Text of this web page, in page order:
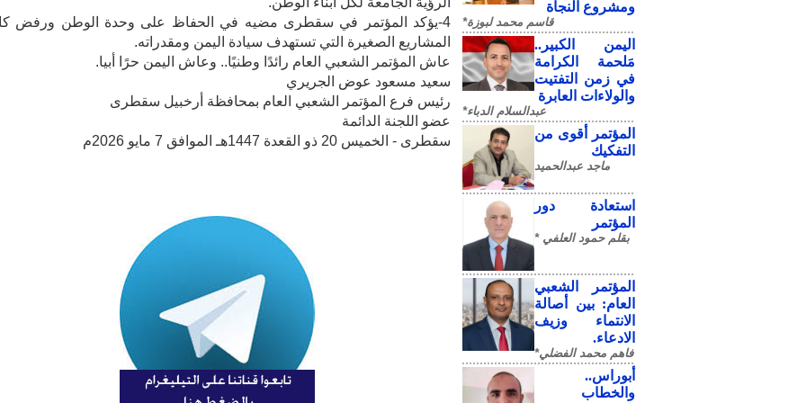
ومشروع النجاة
قاسم محمد لبوزة*
​اليمن الكبير..
مَلحمة الكرامة
في زمن التفتيت
والولاءات العابرة
عبدالسلام الدباء*
المؤتمر أقوى من
التفكيك
ماجد عبدالحميد
استعادة دور
المؤتمر
بقلم حمود العلفي *
المؤتمر الشعبي
العام: بين أصالة
الانتماء وزيف
الادعاء.
فاهم محمد الفضلي*
أبوراس..
والخطاب
4-يؤكد المؤتمر في سقطرى مضيه في الحفاظ على وحدة الوطن ورفض
المشاريع الصغيرة التي تستهدف سيادة اليمن ومقدراته.
عاش المؤتمر الشعبي العام رائدًا وطنيًا.. وعاش اليمن حرًا أبيا.
سعيد مسعود عوض الجريري
رئيس فرع المؤتمر الشعبي العام بمحافظة أرخبيل سقطرى
عضو اللجنة الدائمة
سقطرى - الخميس 20 ذو القعدة 1447هـ الموافق 7 مايو 2026م